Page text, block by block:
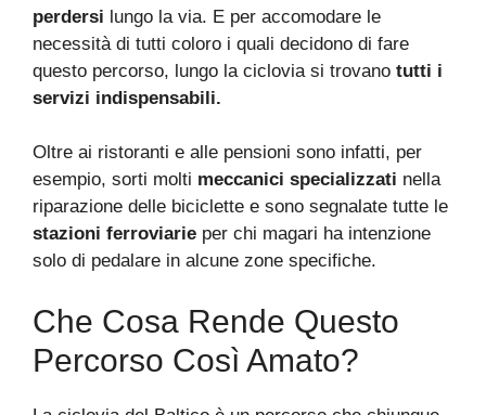
perdersi lungo la via. E per accomodare le
necessità di tutti coloro i quali decidono di fare
questo percorso, lungo la ciclovia si trovano tutti i
servizi indispensabili.
Oltre ai ristoranti e alle pensioni sono infatti, per
esempio, sorti molti meccanici specializzati nella
riparazione delle biciclette e sono segnalate tutte le
stazioni ferroviarie per chi magari ha intenzione
solo di pedalare in alcune zone specifiche.
Che Cosa Rende Questo
Percorso Così Amato?